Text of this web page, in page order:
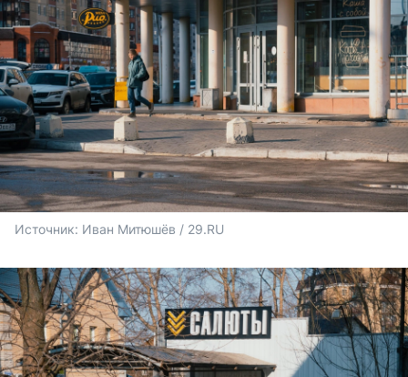
Источник: Иван Митюшёв / 29.RU